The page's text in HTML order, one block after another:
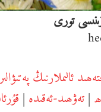
تورى
ئالىملارنىڭ
|تەۋھىد-ئەقىدە|